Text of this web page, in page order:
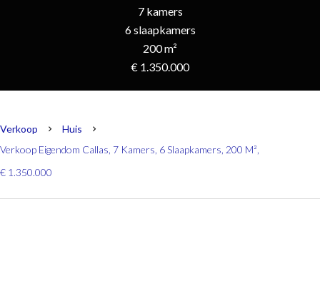
7 kamers
6 slaapkamers
200 m²
€ 1.350.000
Verkoop
Huis
Verkoop Eigendom Callas, 7 Kamers, 6 Slaapkamers, 200 M²,
€ 1.350.000